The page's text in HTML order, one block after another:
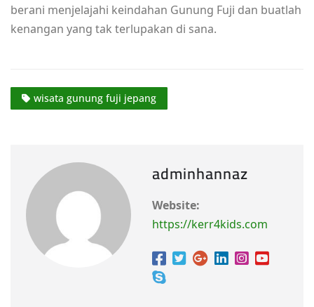
berani menjelajahi keindahan Gunung Fuji dan buatlah
kenangan yang tak terlupakan di sana.
wisata gunung fuji jepang
adminhannaz
Website:
https://kerr4kids.com